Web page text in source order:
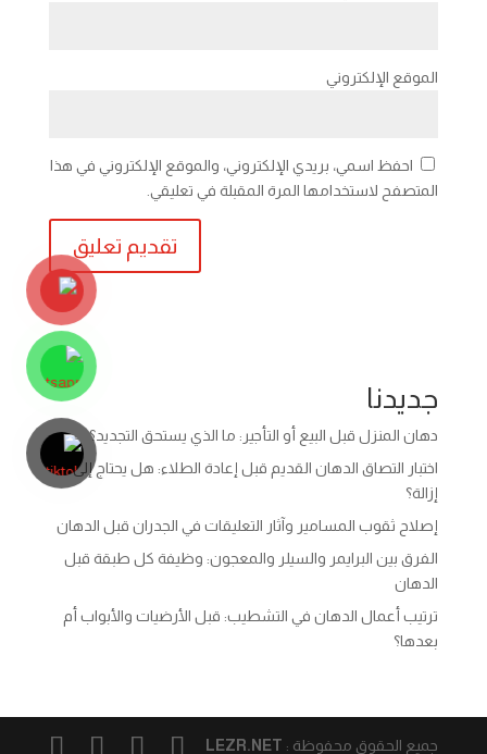
الموقع الإلكتروني
احفظ اسمي، بريدي الإلكتروني، والموقع الإلكتروني في هذا
المتصفح لاستخدامها المرة المقبلة في تعليقي.
جديدنا
دهان المنزل قبل البيع أو التأجير: ما الذي يستحق التجديد؟
اختبار التصاق الدهان القديم قبل إعادة الطلاء: هل يحتاج إلى
إزالة؟
إصلاح ثقوب المسامير وآثار التعليقات في الجدران قبل الدهان
الفرق بين البرايمر والسيلر والمعجون: وظيفة كل طبقة قبل
الدهان
ترتيب أعمال الدهان في التشطيب: قبل الأرضيات والأبواب أم
بعدها؟
جميع الحقوق محفوظة : LEZR.NET